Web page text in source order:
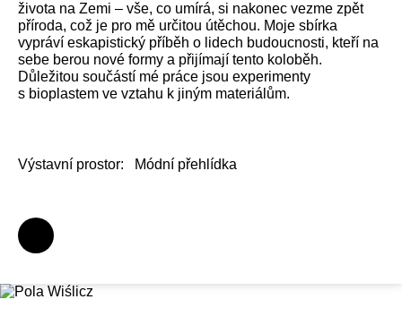
života na Zemi – vše, co umírá, si nakonec vezme zpět
příroda, což je pro mě určitou útěchou. Moje sbírka
vypráví eskapistický příběh o lidech budoucnosti, kteří na
sebe berou nové formy a přijímají tento koloběh.
Důležitou součástí mé práce jsou experimenty
s bioplastem ve vztahu k jiným materiálům.
Výstavní prostor: Módní přehlídka